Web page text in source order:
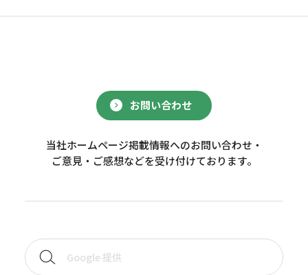
お問い合わせ
当社ホームページ掲載情報へのお問い合わせ・
ご意見・ご感想などを受け付けております。